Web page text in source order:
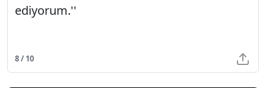
ediyorum.''
8 / 10